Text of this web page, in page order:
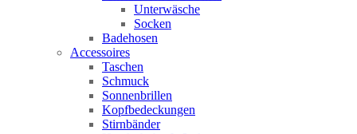
Unterwäsche
Socken
Badehosen
Accessoires
Taschen
Schmuck
Sonnenbrillen
Kopfbedeckungen
Stirnbänder